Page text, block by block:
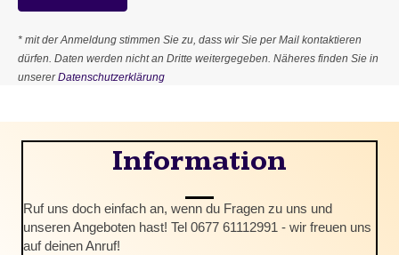
* mit der Anmeldung stimmen Sie zu, dass wir Sie per Mail kontaktieren
dürfen. Daten werden nicht an Dritte weitergegeben. Näheres finden Sie in
unsererDatenschutzerklärung
Information
Ruf uns doch einfach an, wenn du Fragen zu uns und
unseren Angeboten hast! Tel 0677 61112991 - wir freuen uns
auf deinen Anruf!